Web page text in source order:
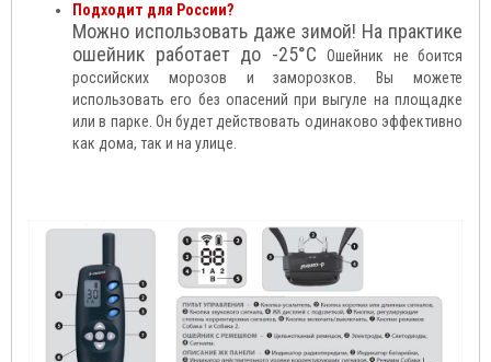
Подходит для России?
Можно использовать даже зимой! На практике
ошейник работает до -25°C
Ошейник не боится
российских морозов и заморозков. Вы можете
использовать его без опасений при выгуле на площадке
или в парке. Он будет действовать одинаково эффективно
как дома, так и на улице.